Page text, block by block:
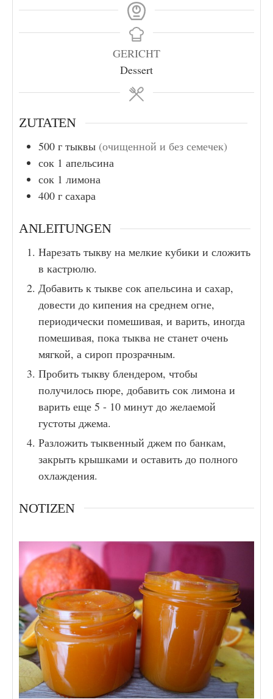
GERICHT
Dessert
ZUTATEN
500 г тыквы (очищенной и без семечек)
сок 1 апельсина
сок 1 лимона
400 г сахара
ANLEITUNGEN
Нарезать тыкву на мелкие кубики и сложить
в кастрюлю.
Добавить к тыкве сок апельсина и сахар,
довести до кипения на среднем огне,
периодически помешивая, и варить, иногда
помешивая, пока тыква не станет очень
мягкой, а сироп прозрачным.
Пробить тыкву блендером, чтобы
получилось пюре, добавить сок лимона и
варить еще 5 - 10 минут до желаемой
густоты джема.
Разложить тыквенный джем по банкам,
закрыть крышками и оставить до полного
охлаждения.
NOTIZEN